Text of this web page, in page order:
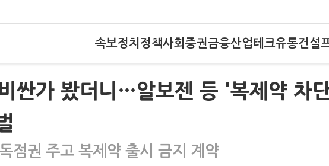
속보정치 정책사회 증권금융산업테크유통건설
싼가 봤더니…알보젠 등 '복제약 차
점권 주고 복제약 출시 금지 계약